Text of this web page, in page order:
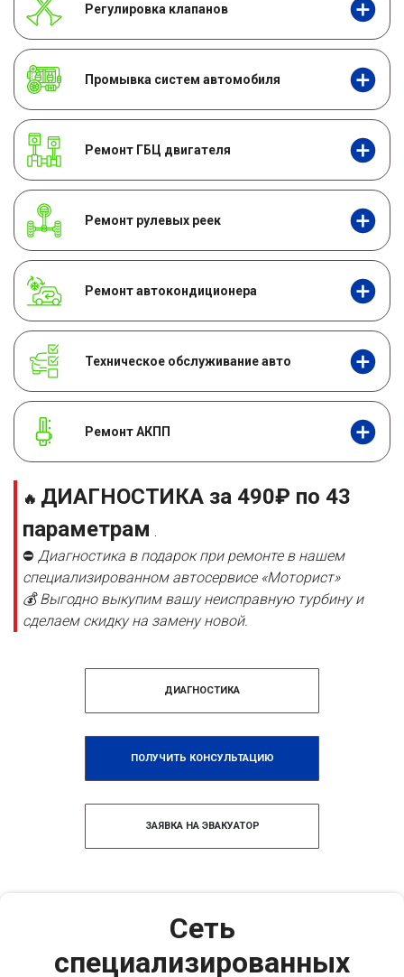
Регулировка клапанов
Промывка систем автомобиля
Ремонт ГБЦ двигателя
Ремонт рулевых реек
Ремонт автокондиционера
Техническое обслуживание авто
Ремонт АКПП
🔥 ДИАГНОСТИКА за 490₽ по 43
параметрам .
⛔ Диагностика в подарок при ремонте в нашем
специализированном автосервисе «Моторист»
💰 Выгодно выкупим вашу неисправную турбину и
сделаем скидку на замену новой.
ДИАГНОСТИКА
ПОЛУЧИТЬ КОНСУЛЬТАЦИЮ
ЗАЯВКА НА ЭВАКУАТОР
Сеть
специализированных